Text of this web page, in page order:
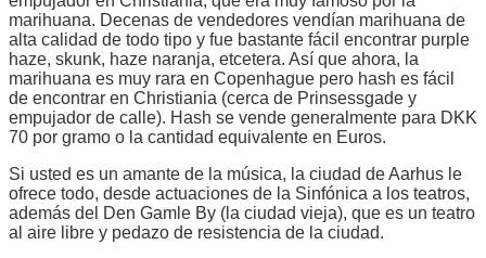
marihuana. Decenas de vendedores vendían marihuana de
alta calidad de todo tipo y fue bastante fácil encontrar purple
haze, skunk, haze naranja, etcetera. Así que ahora, la
marihuana es muy rara en Copenhague pero hash es fácil
de encontrar en Christiania (cerca de Prinsessgade y
empujador de calle). Hash se vende generalmente para DKK
70 por gramo o la cantidad equivalente en Euros.
Si usted es un amante de la música, la ciudad de Aarhus le
ofrece todo, desde actuaciones de la Sinfónica a los teatros,
además del Den Gamle By (la ciudad vieja), que es un teatro
al aire libre y pedazo de resistencia de la ciudad.